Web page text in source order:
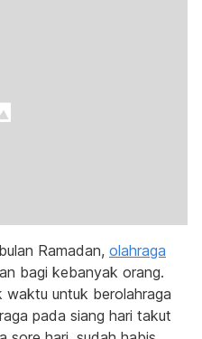
Ramadan, olahraga
bagi kebanyak orang.
waktu untuk berolahraga
pada siang hari takut